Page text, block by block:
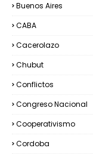
Buenos Aires
CABA
Cacerolazo
Chubut
Conflictos
Congreso Nacional
Cooperativismo
Cordoba